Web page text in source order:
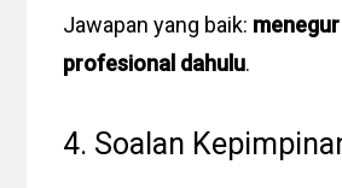
Jawapan yang baik:
profesional dahulu.
4. Soalan